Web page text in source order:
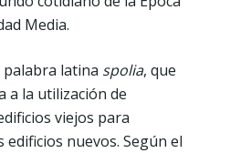
Media.
palabra latina spolia, que
a la utilización de
viejos para
nuevos. Según el